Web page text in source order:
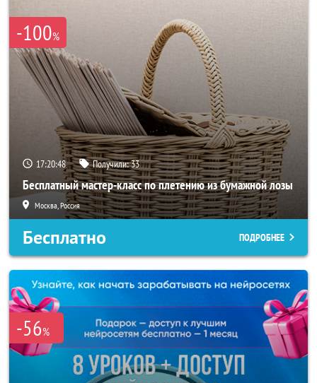
-100%
17:20:46 Получили:33
Бесплатный мастер-класс по плетению из бумажной лозы
Москва, Россия
Бесплатно ПОДРОБНЕЕ
-56%